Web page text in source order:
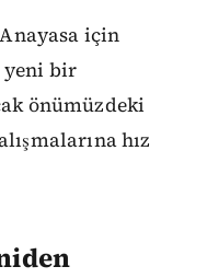
için
yeni bir
önümüzdeki
hız